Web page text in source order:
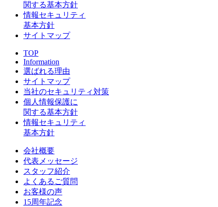
関する基本方針
情報セキュリティ
基本方針
サイトマップ
TOP
Information
選ばれる理由
サイトマップ
当社のセキュリティ対策
個人情報保護に
関する基本方針
情報セキュリティ
基本方針
会社概要
代表メッセージ
スタッフ紹介
よくあるご質問
お客様の声
15周年記念